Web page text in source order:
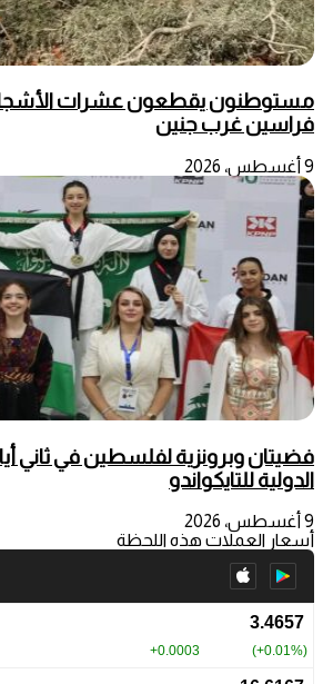
مستوطنون يقطعون عشرات الأشجار
فراسين غرب جنين
9 أغسطس، 2026
فضيتان وبرونزية لفلسطين في ثاني
الدولية للتايكواندو
9 أغسطس، 2026
أسعار العملات هذه اللحظة